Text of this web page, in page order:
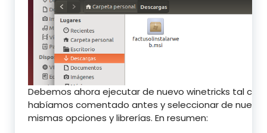
Debemos ahora ejecutar de nuevo winetricks tal
habíamos comentado antes y seleccionar de nuevo
mismas opciones y librerías. En resumen: